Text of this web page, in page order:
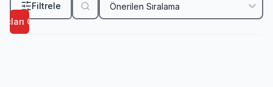
Filtrele
Göster